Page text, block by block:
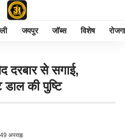
जयपुर जॉब्स विशेष
दरबार से सगाई,
डाल की पुष्टि
अपराह्न